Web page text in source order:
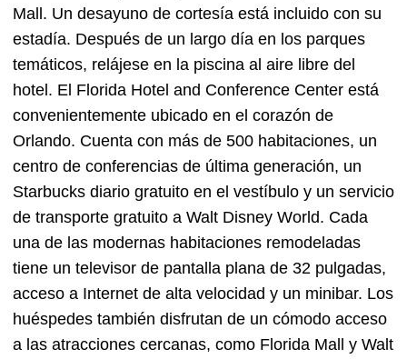
Mall. Un desayuno de cortesía está incluido con su
estadía. Después de un largo día en los parques
temáticos, relájese en la piscina al aire libre del
hotel. El Florida Hotel and Conference Center está
convenientemente ubicado en el corazón de
Orlando. Cuenta con más de 500 habitaciones, un
centro de conferencias de última generación, un
Starbucks diario gratuito en el vestíbulo y un servicio
de transporte gratuito a Walt Disney World. Cada
una de las modernas habitaciones remodeladas
tiene un televisor de pantalla plana de 32 pulgadas,
acceso a Internet de alta velocidad y un minibar. Los
huéspedes también disfrutan de un cómodo acceso
a las atracciones cercanas, como Florida Mall y Walt